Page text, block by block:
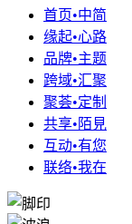
首页•中简
缘起•心路
品牌•主题
跨域•汇聚
聚荟•定制
共享•陌見
互动•有您
联络•我在